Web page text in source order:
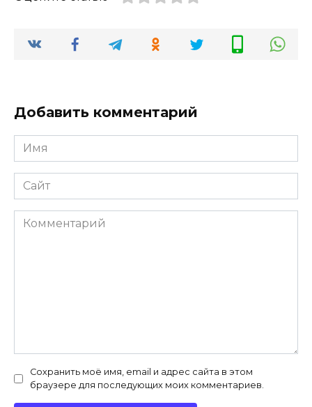
Добавить комментарий
Имя
*
Сайт
Комментарий
Сохранить моё имя, email и адрес сайта в этом
браузере для последующих моих комментариев.